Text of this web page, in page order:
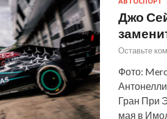
Джо
Оставьте
Фото:
Гран При
мая в